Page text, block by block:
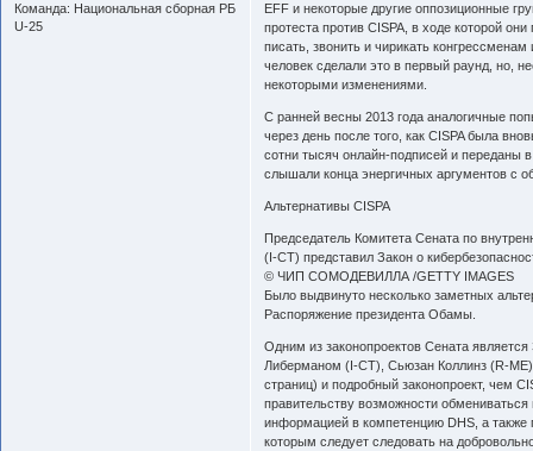
Команда: Национальная сборная РБ
U-25
EFF и некоторые другие оппозиционные
протеста против CISPA, в ходе которой
писать, звонить и чирикать
человек сделали это в первый раунд, но,
некоторыми изменениями.
С ранней весны 2013 года аналогичные
через день после того, как CISPA была
сотни тысяч онлайн-подписей и
слышали конца энергичных аргументов с
Альтернативы CISPA
Председатель Комитета Сената по
(I-CT) представил Закон о
© ЧИП СОМОДЕВИЛЛА /GETTY IMAGES
Было выдвинуто несколько заметных
Распоряжение президента Обамы.
Одним из законопроектов Сената
Либерманом (I-CT), Сьюзан Коллинз (R-
страниц) и подробный законопроект, чем
правительству возможности
информацией в компетенцию DHS, а также
которым следует следовать на